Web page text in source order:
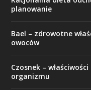
planowanie
Bael – zdrowotne
owoców
Czosnek –
organizmu